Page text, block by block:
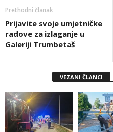
Prethodni članak
Prijavite svoje umjetničke
radove za izlaganje u
Galeriji Trumbetaš
VEZANI ČLANCI